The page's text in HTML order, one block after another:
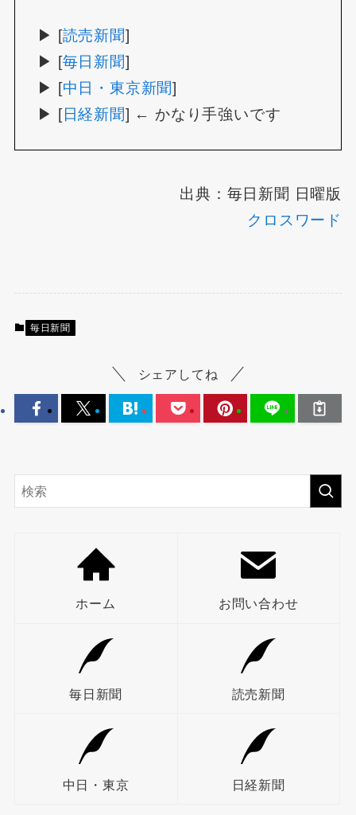
▶ [読売新聞]
▶ [毎日新聞]
▶ [中日・東京新聞]
▶ [日経新聞] ← かなり手強いです
出典：毎日新聞 日曜版
クロスワード
毎日新聞
シェアしてね
ホーム お問い合わせ
毎日新聞 読売新聞
中日・東京 日経新聞